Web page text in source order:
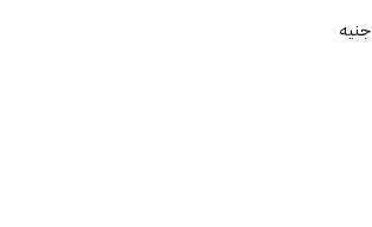
جنيه